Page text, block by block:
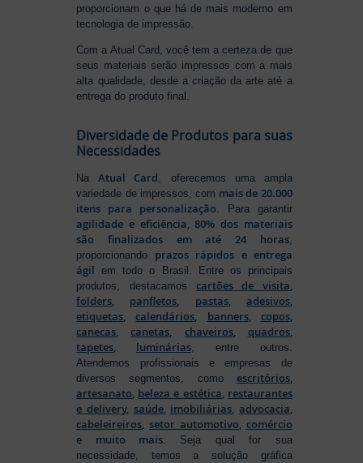
proporcionam o que há de mais moderno em
tecnologia de impressão.
Com a Atual Card, você tem a certeza de que
seus materiais serão impressos com a mais
alta qualidade, desde a criação da arte até a
entrega do produto final.
Diversidade de Produtos para suas
Necessidades
NaAtual Card , oferecemos uma ampla
variedade de impressos, com mais de 20.000
itens para personalização . Para garantir
agilidade e eficiência, 80% dos materiais
são finalizados em até 24 horas,
proporcionando prazos rápidos e entrega
ágil em todo o Brasil. Entre os principais
produtos, destacamos cartões de visita,
folders, panfletos, pastas, adesivos,
etiquetas,calendários, banners, copos,
canecas,canetas, chaveiros, quadros,
tapetes, luminárias , entre outros.
Atendemos profissionais e empresas de
diversos segmentos, como escritórios,
artesanato, beleza e estética, restaurantes
e delivery, saúde, imobiliárias, advocacia,
cabeleireiros, setor automotivo, comércio
e muito mais . Seja qual for sua
necessidade, temos a solução gráfica